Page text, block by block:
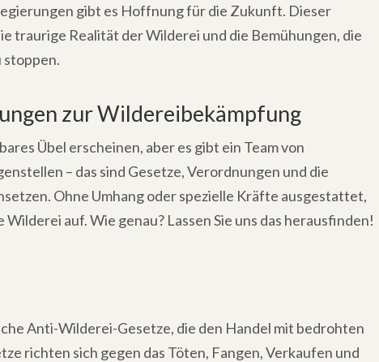
gibt es Hoffnung für die Zukunft. Dieser
traurige Realität der Wilderei und die Bemühungen, die
stoppen.
zur Wildereibekämpfung
Übel erscheinen, aber es gibt ein Team von
– das sind Gesetze, Verordnungen und die
Ohne Umhang oder spezielle Kräfte ausgestattet,
auf. Wie genau? Lassen Sie uns das herausfinden!
Anti-Wilderei-Gesetze, die den Handel mit bedrohten
richten sich gegen das Töten, Fangen, Verkaufen und